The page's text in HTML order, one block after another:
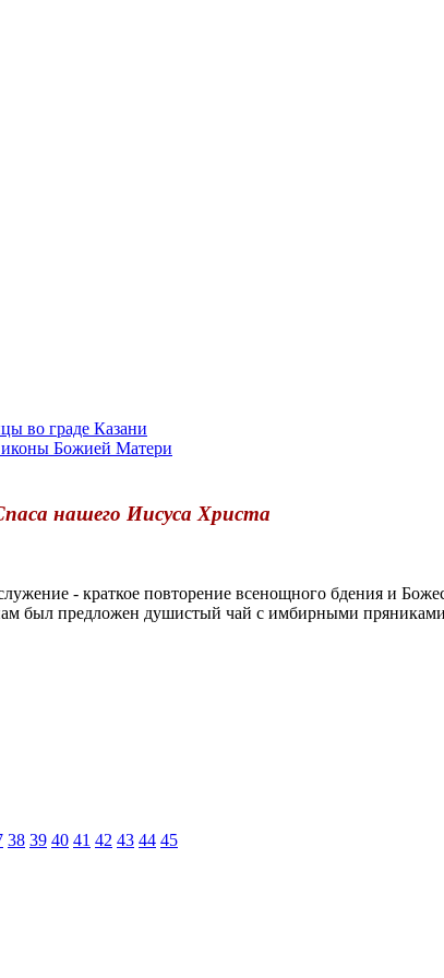
во граде Казани
иконы Божией Матери
нашего Иисуса Христа
- краткое повторение всенощного бдения и
был предложен душистый чай с имбирными
38 39 40 41 42 43 44 45